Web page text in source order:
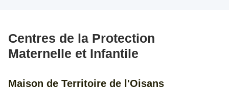
Centres de la Protection
Maternelle et Infantile
Maison de Territoire de l'Oisans